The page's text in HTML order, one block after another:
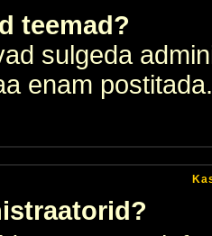
teemad?
sulgeda
enam postitada.